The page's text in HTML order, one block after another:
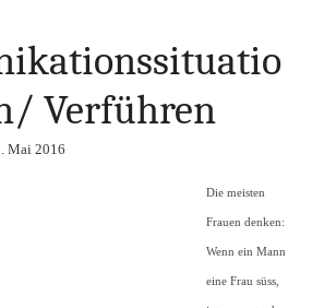
, Vertrieb-
Tipps
Verführen
Mai 2016
Die meisten
Frauen denken:
Wenn ein Mann
eine Frau süss,